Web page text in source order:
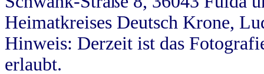
Heimatkreises Deutsch Krone,
Hinweis: Derzeit ist das
erlaubt.